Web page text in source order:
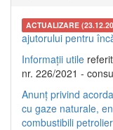
ACTUALIZARE
ajutorului pentru
Informații utile
nr. 226/2021 -
Anunț privind
cu gaze naturale,
combustibili